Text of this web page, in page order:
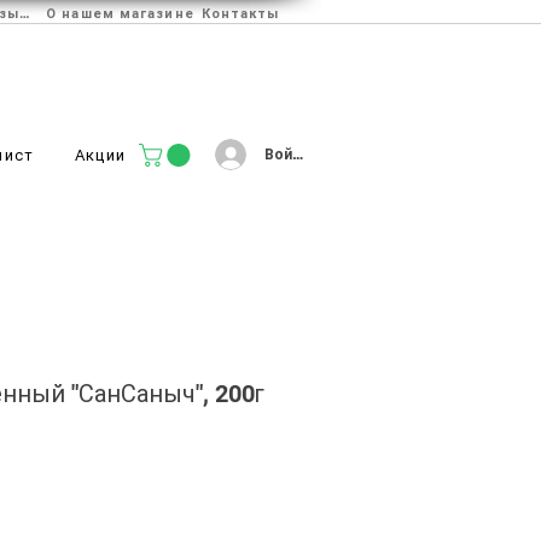
Отзывы О нашем магазине Контакты
Акции Войти
"СанСаныч", 200г